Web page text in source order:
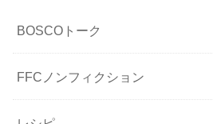
BOSCOトーク
FFCノンフィクション